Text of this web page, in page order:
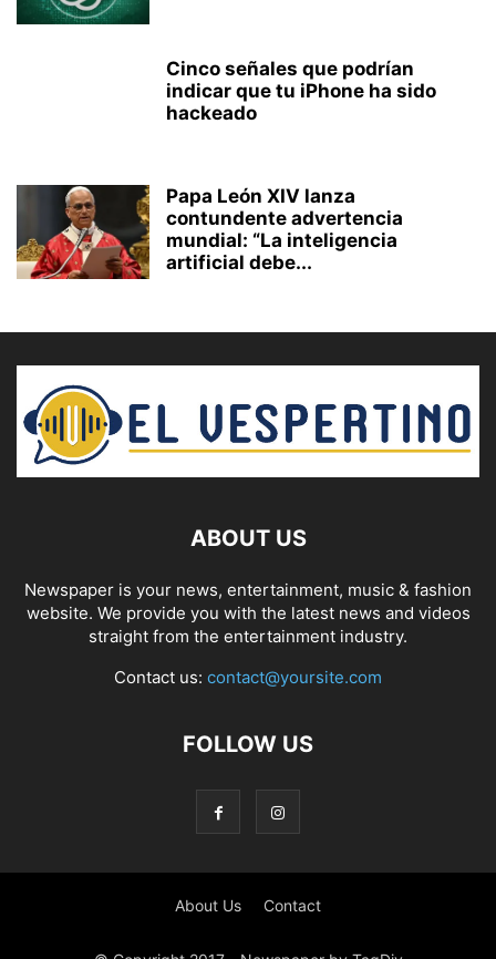
Cinco señales que podrían
indicar que tu iPhone ha sido
hackeado
Papa León XIV lanza
contundente advertencia
mundial: “La inteligencia
artificial debe...
ABOUT US
Newspaper is your news, entertainment, music & fashion
website. We provide you with the latest news and videos
straight from the entertainment industry.
Contact us: contact@yoursite.com
FOLLOW US
About Us Contact